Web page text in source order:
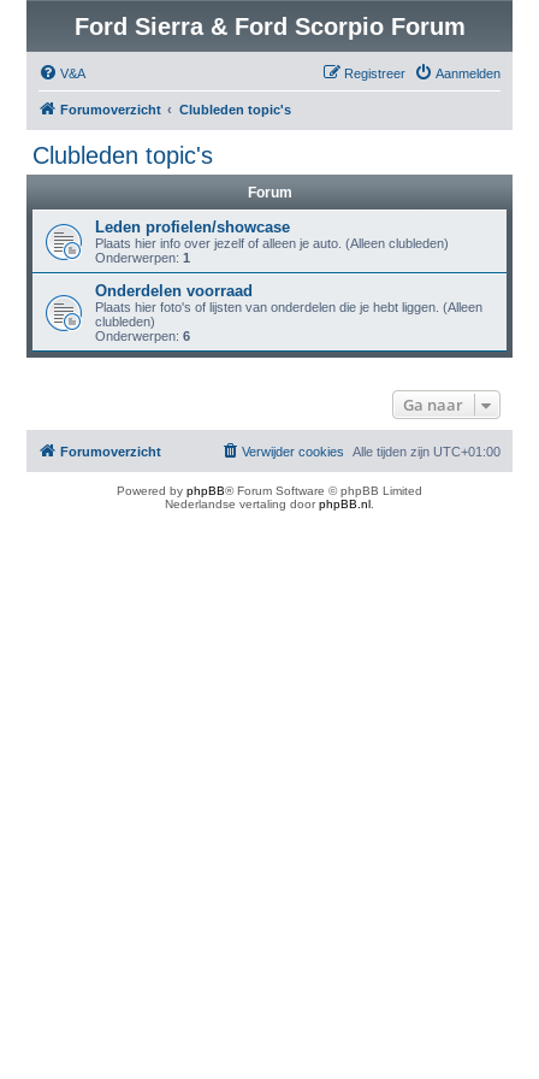
Ford Sierra & Ford Scorpio Forum
V&A Aanmelden
Registreer
Forumoverzicht Clubleden topic's
Clubleden topic's
Forum
Leden profielen/showcase
Plaats hier info over jezelf of alleen je auto. (Alleen clubleden)
Onderwerpen: 1
Onderdelen voorraad
Plaats hier foto's of lijsten van onderdelen die je hebt liggen. (Alleen
clubleden)
Onderwerpen: 6
Ga naar
Forumoverzicht Alle tijden zijn UTC+01:00
Verwijder cookies
Powered by phpBB® Forum Software © phpBB Limited
Nederlandse vertaling doorphpBB.nl